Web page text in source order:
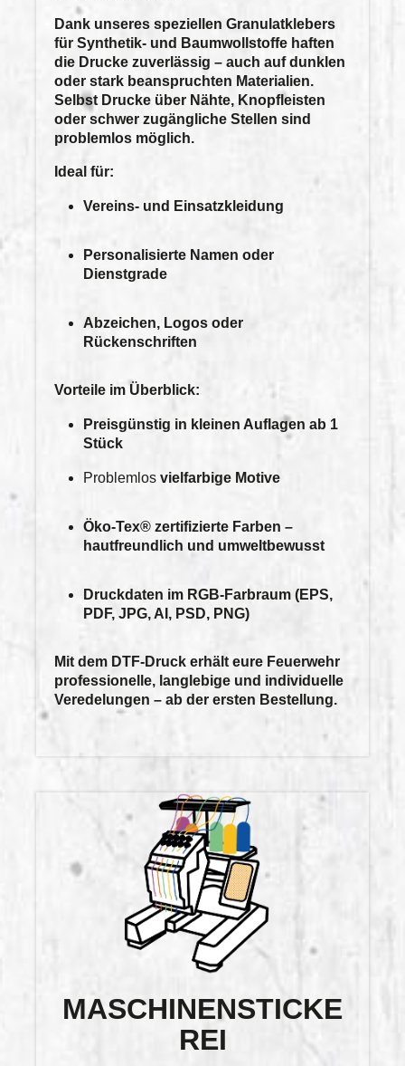
Dank unseres speziellen Granulatklebers
für Synthetik- und Baumwollstoffe haften
die Drucke zuverlässig – auch auf dunklen
oder stark beanspruchten Materialien.
Selbst Drucke über Nähte, Knopfleisten
oder schwer zugängliche Stellen sind
problemlos möglich.
Ideal für:
Vereins- und Einsatzkleidung
Personalisierte Namen oder
Dienstgrade
Abzeichen, Logos oder
Rückenschriften
Vorteile im Überblick:
Preisgünstig in kleinen Auflagen ab 1
Stück
Problemlos vielfarbige Motive
Öko-Tex® zertifizierte Farben –
hautfreundlich und umweltbewusst
Druckdaten im RGB-Farbraum (EPS,
PDF, JPG, AI, PSD, PNG)
Mit dem DTF-Druck erhält eure Feuerwehr
professionelle, langlebige und individuelle
Veredelungen – ab der ersten Bestellung.
MASCHINENSTICKE
REI